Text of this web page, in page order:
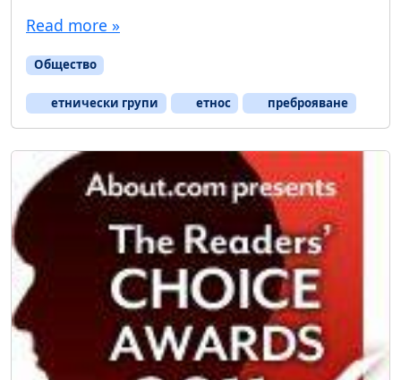
Read more »
Общество
етнически групи етнос преброяване